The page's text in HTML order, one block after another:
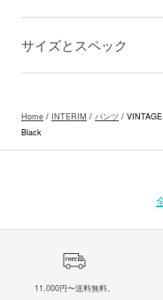
サイズとスペック
Home / INTERIM / パンツ /
Black
11,000円〜送料無料。